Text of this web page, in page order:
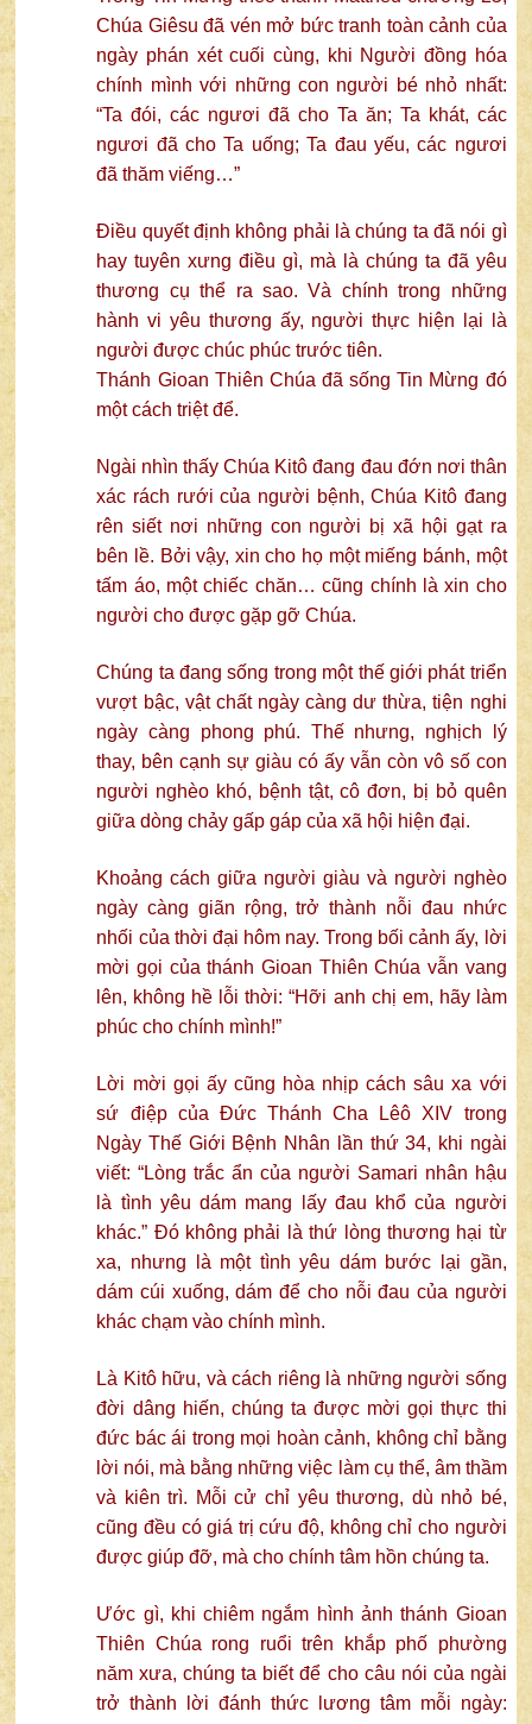
Chúa Giêsu đã vén mở bức tranh toàn cảnh của
ngày phán xét cuối cùng, khi Người đồng hóa
chính mình với những con người bé nhỏ nhất:
“Ta đói, các ngươi đã cho Ta ăn; Ta khát, các
ngươi đã cho Ta uống; Ta đau yếu, các ngươi
đã thăm viếng…”
Điều quyết định không phải là chúng ta đã nói gì
hay tuyên xưng điều gì, mà là chúng ta đã yêu
thương cụ thể ra sao. Và chính trong những
hành vi yêu thương ấy, người thực hiện lại là
người được chúc phúc trước tiên.
Thánh Gioan Thiên Chúa đã sống Tin Mừng đó
một cách triệt để.
Ngài nhìn thấy Chúa Kitô đang đau đớn nơi thân
xác rách rưới của người bệnh, Chúa Kitô đang
rên siết nơi những con người bị xã hội gạt ra
bên lề. Bởi vậy, xin cho họ một miếng bánh, một
tấm áo, một chiếc chăn… cũng chính là xin cho
người cho được gặp gỡ Chúa.
Chúng ta đang sống trong một thế giới phát triển
vượt bậc, vật chất ngày càng dư thừa, tiện nghi
ngày càng phong phú. Thế nhưng, nghịch lý
thay, bên cạnh sự giàu có ấy vẫn còn vô số con
người nghèo khó, bệnh tật, cô đơn, bị bỏ quên
giữa dòng chảy gấp gáp của xã hội hiện đại.
Khoảng cách giữa người giàu và người nghèo
ngày càng giãn rộng, trở thành nỗi đau nhức
nhối của thời đại hôm nay. Trong bối cảnh ấy, lời
mời gọi của thánh Gioan Thiên Chúa vẫn vang
lên, không hề lỗi thời: “Hỡi anh chị em, hãy làm
phúc cho chính mình!”
Lời mời gọi ấy cũng hòa nhịp cách sâu xa với
sứ điệp của Đức Thánh Cha Lêô XIV trong
Ngày Thế Giới Bệnh Nhân lần thứ 34, khi ngài
viết: “Lòng trắc ẩn của người Samari nhân hậu
là tình yêu dám mang lấy đau khổ của người
khác.” Đó không phải là thứ lòng thương hại từ
xa, nhưng là một tình yêu dám bước lại gần,
dám cúi xuống, dám để cho nỗi đau của người
khác chạm vào chính mình.
Là Kitô hữu, và cách riêng là những người sống
đời dâng hiến, chúng ta được mời gọi thực thi
đức bác ái trong mọi hoàn cảnh, không chỉ bằng
lời nói, mà bằng những việc làm cụ thể, âm thầm
và kiên trì. Mỗi cử chỉ yêu thương, dù nhỏ bé,
cũng đều có giá trị cứu độ, không chỉ cho người
được giúp đỡ, mà cho chính tâm hồn chúng ta.
Ước gì, khi chiêm ngắm hình ảnh thánh Gioan
Thiên Chúa rong ruổi trên khắp phố phường
năm xưa, chúng ta biết để cho câu nói của ngài
trở thành lời đánh thức lương tâm mỗi ngày: